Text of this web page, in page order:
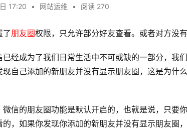
17:20 • 网站运维 • 阅读 270
了朋友圈权限，只允许部分好友查看。或者对方没
经成为了我们日常生活中不可或缺的一部分，我
自己添加的新朋友并没有显示朋友圈，这是为什
信的朋友圈功能是默认开启的，也就是说，只要
，如果你发现你添加的新朋友并没有显示朋友圈